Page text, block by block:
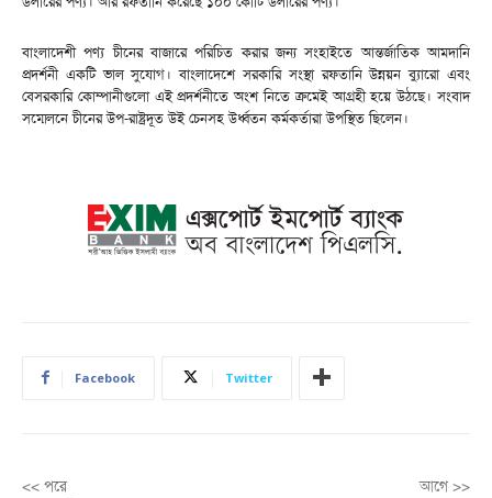
বাংলাদেশী পণ্য চীনের বাজারে পরিচিত করার জন্য সংহাইতে আন্তর্জাতিক আমদানি
প্রদর্শনী একটি ভাল সুযোগ। বাংলাদেশে সরকারি সংস্থা রফতানি উন্নয়ন ব্যুারো এবং
বেসরকারি কোম্পানীগুলো এই প্রদর্শনীতে অংশ নিতে ক্রমেই আগ্রহী হয়ে উঠছে। সংবাদ
সম্মেলনে চীনের উপ-রাষ্ট্রদূত উই চেনসহ উর্ধ্বতন কর্মকর্তারা উপস্থিত ছিলেন।
Facebook Twitter
<< পরে আগে >>